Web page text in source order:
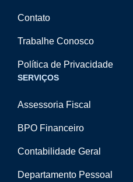
Contato
Trabalhe Conosco
Política de Privacidade
SERVIÇOS
Assessoria Fiscal
BPO Financeiro
Contabilidade Geral
Departamento Pessoal